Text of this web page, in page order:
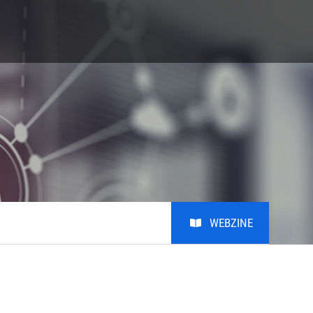
Giving Alumni
Youtube
WEBZINE